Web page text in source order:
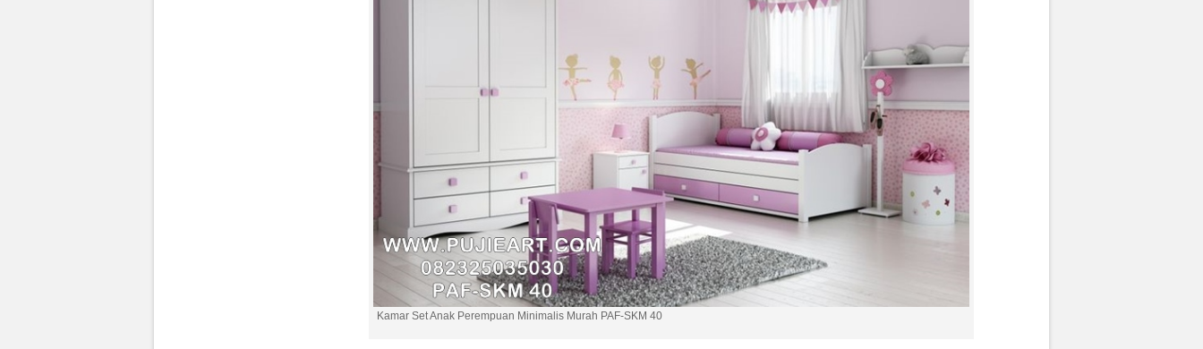
Kamar Set Anak Perempuan Minimalis Murah PAF-SKM 40